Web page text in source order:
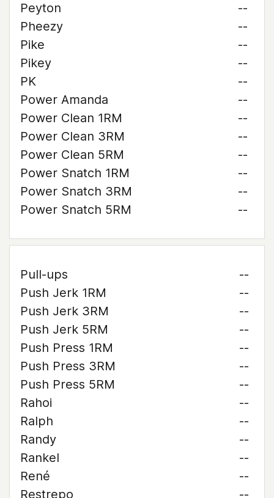
Peyton
--
Pheezy
--
Pike
--
Pikey
--
PK
--
Power Amanda
--
Power Clean 1RM
--
Power Clean 3RM
--
Power Clean 5RM
--
Power Snatch 1RM
--
Power Snatch 3RM
--
Power Snatch 5RM
--
Pull-ups
--
Push Jerk 1RM
--
Push Jerk 3RM
--
Push Jerk 5RM
--
Push Press 1RM
--
Push Press 3RM
--
Push Press 5RM
--
Rahoi
--
Ralph
--
Randy
--
Rankel
--
René
--
Restrepo
--